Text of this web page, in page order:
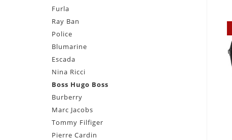
Furla
Ray Ban
Police
Blumarine
Escada
Nina Ricci
Boss Hugo Boss
Burberry
Marc Jacobs
Tommy Filfiger
Pierre Cardin